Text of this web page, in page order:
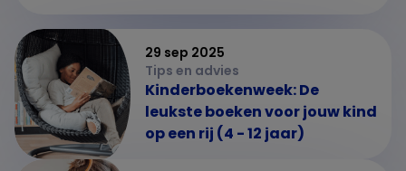
29 sep 2025
Tips en advies
Kinderboekenweek: De
leukste boeken voor jouw kind
op een rij (4 - 12 jaar)